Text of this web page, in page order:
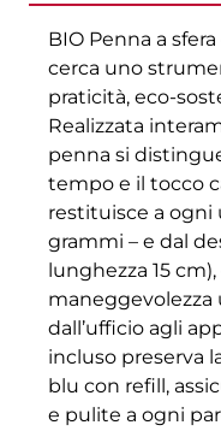
BIO Penna a
cerca uno
praticità, eco-
Realizzata
penna si
tempo e il tocco
restituisce a ogni
grammi – e dal
lunghezza 15
maneggevolezza
dall’ufficio agli
incluso preserva
blu con refill,
e pulite a ogni